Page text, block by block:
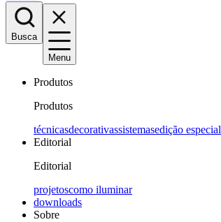
Busca
Menu
Produtos
Produtos
técnicasdecorativassistemasedição especial
Editorial
Editorial
projetoscomo iluminar
downloads
Sobre